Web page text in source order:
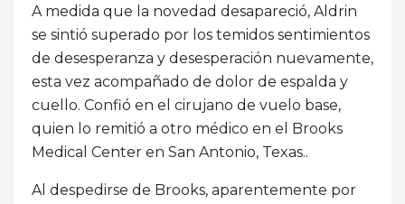
A medida que la novedad desapareció, Aldrin
se sintió superado por los temidos sentimientos
de desesperanza y desesperación nuevamente,
esta vez acompañado de dolor de espalda y
cuello. Confió en el cirujano de vuelo base,
quien lo remitió a otro médico en el Brooks
Medical Center en San Antonio, Texas..
Al despedirse de Brooks, aparentemente por